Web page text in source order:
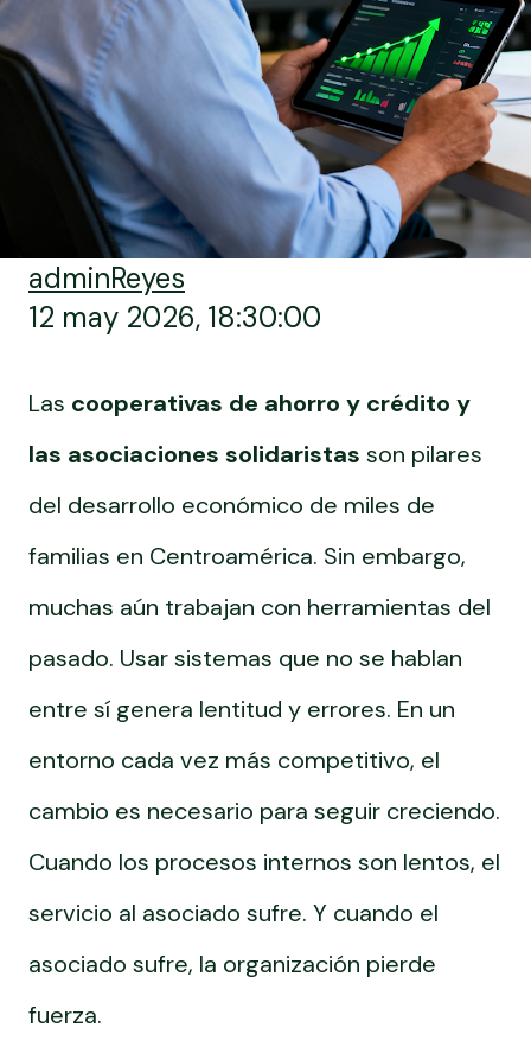
adminReyes
12 may 2026, 18:30:00
Las cooperativas de ahorro y crédito y
las asociaciones solidaristas son pilares
del desarrollo económico de miles de
familias en Centroamérica. Sin embargo,
muchas aún trabajan con herramientas del
pasado. Usar sistemas que no se hablan
entre sí genera lentitud y errores. En un
entorno cada vez más competitivo, el
cambio es necesario para seguir creciendo.
Cuando los procesos internos son lentos, el
servicio al asociado sufre. Y cuando el
asociado sufre, la organización pierde
fuerza.